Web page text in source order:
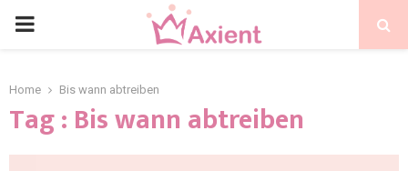
Home Bis wann abtreiben
Tag : Bis wann abtreiben